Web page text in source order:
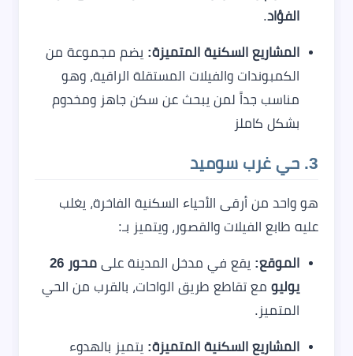
الفؤاد.
المشاريع السكنية المتميزة: يضم مجموعة من
الكمبوندات والفيلات المستقلة الراقية، وهو
مناسب جداً لمن يبحث عن سكن جاهز ومخدوم
بشكل كاملز
3. حي غرب سوميد
هو واحد من أرقى الأحياء السكنية الفاخرة، يغلب
عليه طابع الفيلات والقصور، ويتميز بـ:
الموقع: يقع في مدخل المدينة على
محور 26
يوليو مع تقاطع طريق الواحات، بالقرب من الحي
المتميز.
المشاريع السكنية المتميزة: يتميز بالهدوء